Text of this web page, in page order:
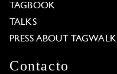
TAGBOOK
TALKS
PRESS ABOUT TAGWALK
Contacto